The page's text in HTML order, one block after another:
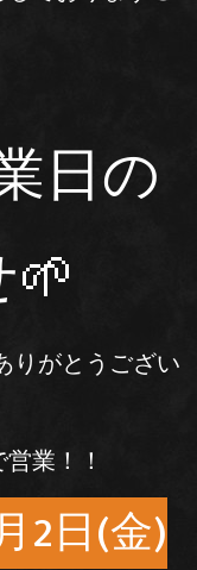
日の
りがとうござい
業！！
2日(金)